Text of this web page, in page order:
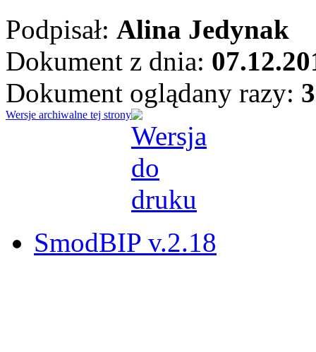
Podpisał: Alina Jedynak
Dokument z dnia:
Dokument oglądany razy:
Wersje archiwalne tej strony
SmodBIP v.2.18